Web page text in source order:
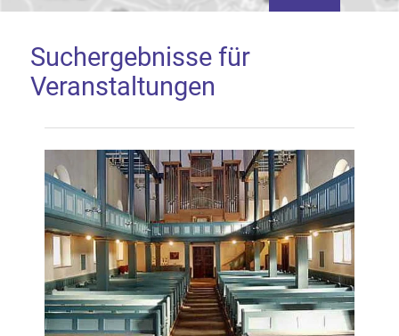
Google Map laden
Mit dem Laden der Karte akzeptieren Sie, dass die
Anwendung Google Maps beim Aktivieren von
Inhalten Cookies auf Ihrem Gerät setzt, z.B. zwecks
Reichweitenmessung und profilbasierter Werbung.
Näheres s. zur Datenschutzerklärung
Hier können Sie Ihre Cookie-
Suchergebnisse für
Veranstaltungen